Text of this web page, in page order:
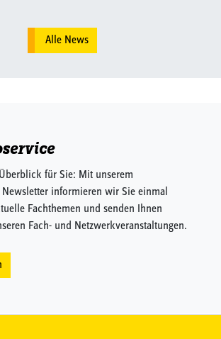
Alle News
für Sie: Mit unserem
informieren wir Sie einmal
Fachthemen und senden Ihnen
Fach- und Netzwerkveranstaltungen.